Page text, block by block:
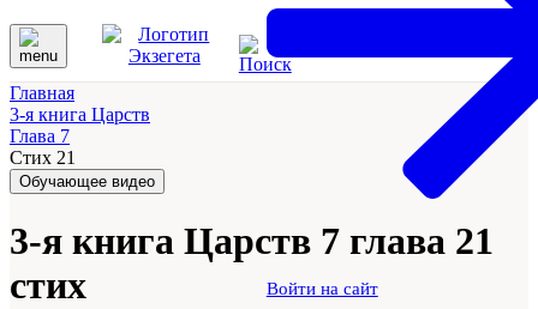
Войти на сайт
Главная
3-я книга Царств
Глава 7
Стих 21
Обучающее видео
3-я книга Царств 7 глава 21
стих